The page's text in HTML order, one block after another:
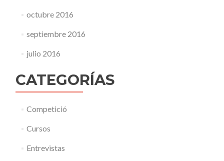
octubre 2016
septiembre 2016
julio 2016
CATEGORÍAS
Competició
Cursos
Entrevistas